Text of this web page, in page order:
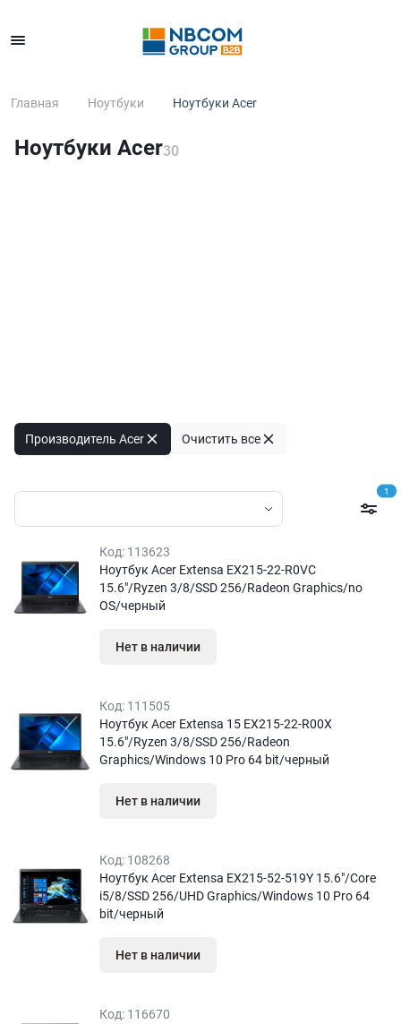
Главная Ноутбуки Ноутбуки Acer
Ноутбуки Acer30
Производитель Acer Очистить все
1
Код: 113623
Ноутбук Acer Extensa EX215-22-R0VC
15.6″/Ryzen 3/8/SSD 256/Radeon Graphics/no
OS/черный
Нет в наличии
Код: 111505
Ноутбук Acer Extensa 15 EX215-22-R00X
15.6″/Ryzen 3/8/SSD 256/Radeon
Graphics/Windows 10 Pro 64 bit/черный
Нет в наличии
Код: 108268
Ноутбук Acer Extensa EX215-52-519Y 15.6″/Core
i5/8/SSD 256/UHD Graphics/Windows 10 Pro 64
bit/черный
Нет в наличии
Код: 116670